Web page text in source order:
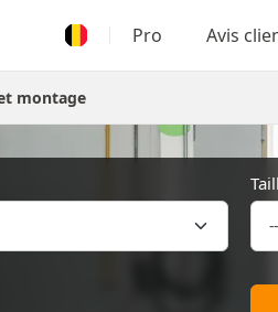
Pro Avis
montage